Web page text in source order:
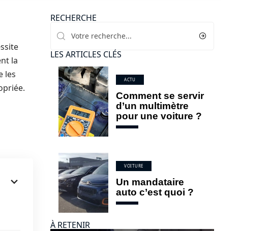
la
les
RECHERCHE
LES ARTICLES CLÉS
ACTU
Comment se servir
d’un multimètre
pour une voiture ?
VOITURE
Un mandataire
auto c’est quoi ?
À RETENIR